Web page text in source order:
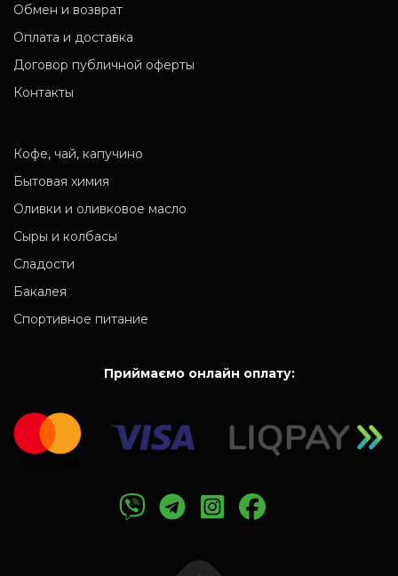
Обмен и возврат
Оплата и доставка
Договор публичной оферты
Контакты
Кофе, чай, капучино
Бытовая химия
Оливки и оливковое масло
Сыры и колбасы
Сладости
Бакалея
Спортивное питание
Приймаємо онлайн оплату: